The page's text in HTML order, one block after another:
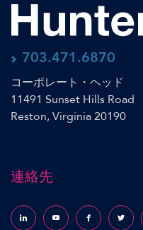
703.471.6870
コーポレート・ヘッド
11491 Sunset Hills Road
Reston, Virginia 20190
連絡先
Follow us on LinkedInFollow us on YouTube
Follow us on